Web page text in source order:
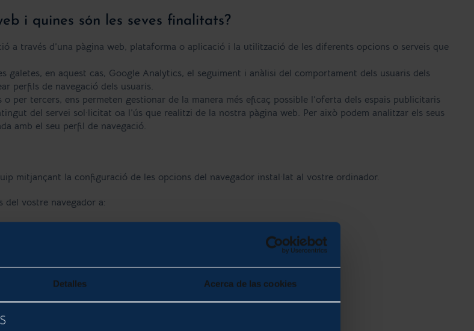
Detalles Acerca de las cookies
i quines són les seves finalitats?
a través d’una pàgina web, plataforma o aplicació i la utilització de les diferents opcions o serveis que
galetes, en aquest cas, Google Analytics, el seguiment i anàlisi del comportament dels usuaris dels
perfils de navegació dels usuaris.
per tercers, ens permeten gestionar de la manera més eficaç possible l’oferta dels espais publicitaris
del servei sol·licitat oa l’ús que realitzi de la nostra pàgina web. Per això podem analitzar els seus
amb el seu perfil de navegació.
mitjançant la configuració de les opcions del navegador instal·lat al vostre ordinador.
del vostre navegador a:
rastrear-preferencias